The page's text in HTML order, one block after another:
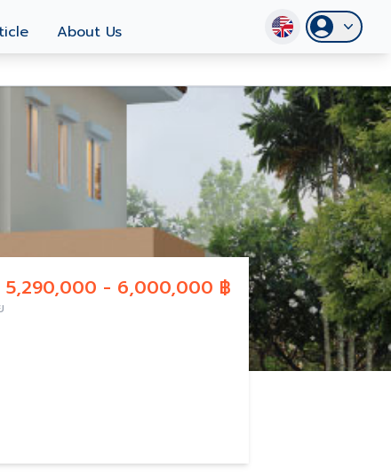
About Us
5,290,000 - 6,000,000 ฿